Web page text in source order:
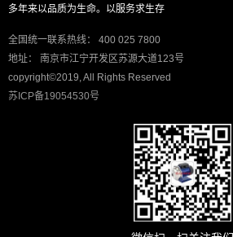
多年来以品质为生命。以服务求生存
全国统一联系热线： 400 025 7800
地址： 南京市江宁开发区苏源大道123号
copyright©2019, All Rights Reserved
苏ICP备19054530号